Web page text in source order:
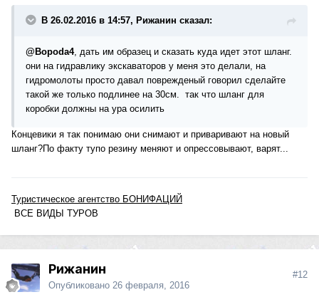
В 26.02.2016 в 14:57, Рижанин сказал:
@Bopoda4, дать им образец и сказать куда идет этот шланг.
они на гидравлику экскаваторов у меня это делали, на
гидромолоты просто давал поврежденый говорил сделайте
такой же только подлинее на 30см. так что шланг для
коробки должны на ура осилить
Концевики я так понимаю они снимают и приваривают на новый
шланг?По факту тупо резину меняют и опрессовывают, варят...
Туристическое агентство БОНИФАЦИЙ
ВСЕ ВИДЫ ТУРОВ
Рижанин
Опубликовано 26 февраля, 2016
#12